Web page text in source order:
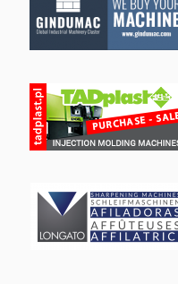
Na 3000
กิ โย ติ น
ความถี่สูง
ภาชนะขนส่ง
มด